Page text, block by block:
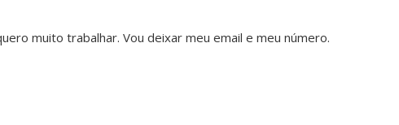
muito trabalhar. Vou deixar meu email e meu número.